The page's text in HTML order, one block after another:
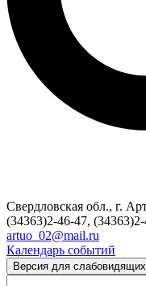
Свердловская обл., г.
(34363)2-46-47,
artuo_02@mail.ru
Календарь событий
Версия для слабовидящих